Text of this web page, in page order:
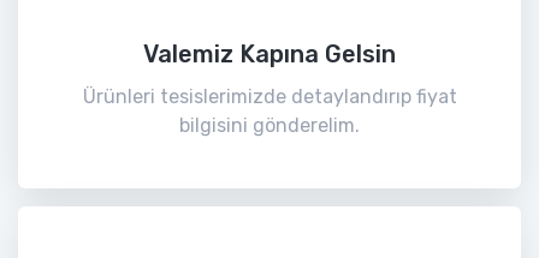
Valemiz Kapına Gelsin
Ürünleri tesislerimizde detaylandırıp fiyat
bilgisini gönderelim.